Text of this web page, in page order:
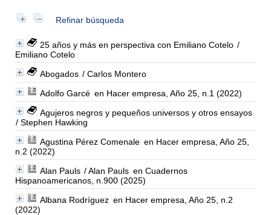
Refinar búsqueda
25 años y más en perspectiva con Emiliano Cotelo /
Emiliano Cotelo
Abogados / Carlos Montero
Adolfo Garcé en Hacer empresa, Año 25, n.1 (2022)
Agujeros negros y pequeños universos y otros ensayos
/ Stephen Hawking
Agustina Pérez Comenale en Hacer empresa, Año 25,
n.2 (2022)
Alan Pauls / Alan Pauls en Cuadernos
Hispanoamericanos, n.900 (2025)
Albana Rodríguez en Hacer empresa, Año 25, n.2
(2022)